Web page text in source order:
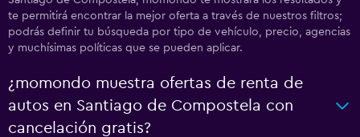
te permitirá encontrar la mejor oferta a través de nuestros filtros;
podrás definir tu búsqueda por tipo de vehículo, precio, agencias
y muchísimas políticas que se pueden aplicar.
¿momondo muestra ofertas de renta de
autos en Santiago de Compostela con
cancelación gratis?